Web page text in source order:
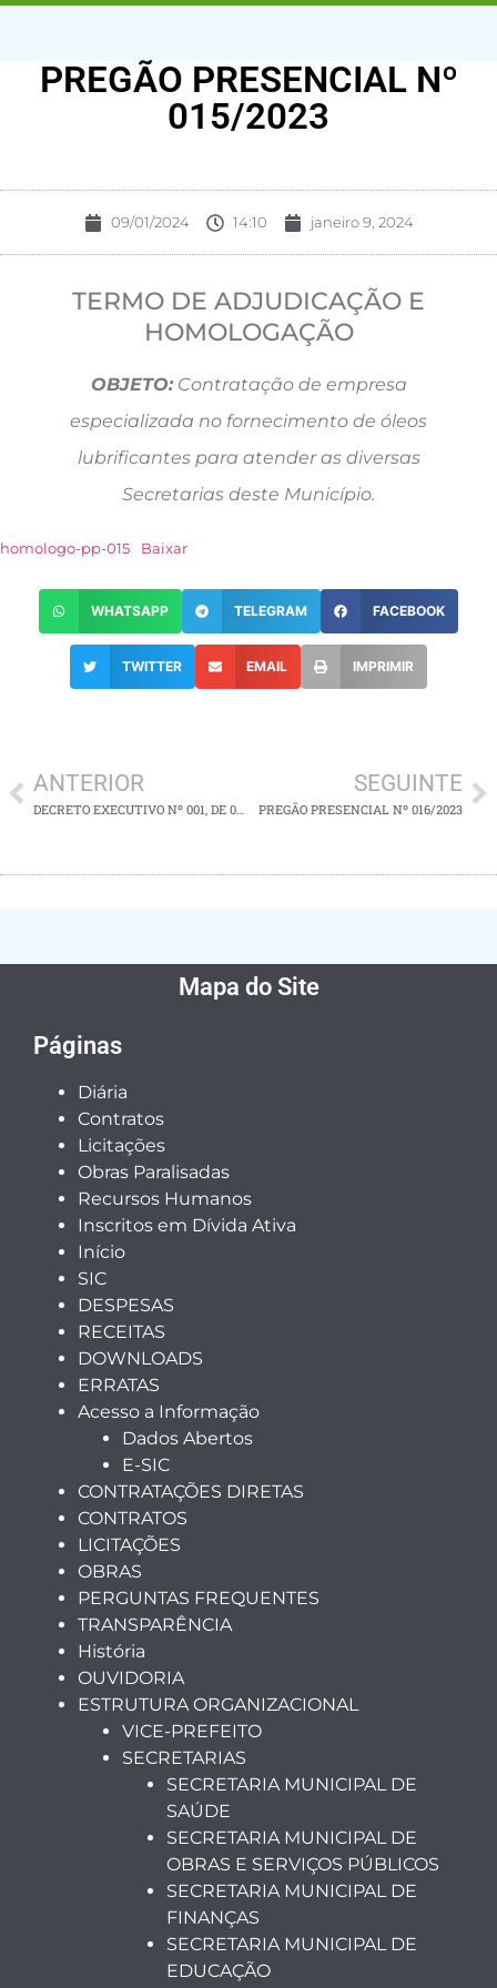
PREGÃO PRESENCIAL Nº
015/2023
09/01/2024 14:10 janeiro 9, 2024
TERMO DE ADJUDICAÇÃO E
HOMOLOGAÇÃO
OBJETO:Contratação de empresa
especializada no fornecimento de óleos
lubrificantes para atender as diversas
Secretarias deste Município.
homologo-pp-015 Baixar
WHATSAPP TELEGRAM FACEBOOK
TWITTER EMAIL IMPRIMIR
ANTERIOR
DECRETO EXECUTIVO Nº 001, DE 05 DE JANEIRO DE 2024
SEGUINTE
PREGÃO PRESENCIAL Nº 016/2023
Mapa do Site
Páginas
Diária
Contratos
Licitações
Obras Paralisadas
Recursos Humanos
Inscritos em Dívida Ativa
Início
SIC
DESPESAS
RECEITAS
DOWNLOADS
ERRATAS
Acesso a Informação
Dados Abertos
E-SIC
CONTRATAÇÕES DIRETAS
CONTRATOS
LICITAÇÕES
OBRAS
PERGUNTAS FREQUENTES
TRANSPARÊNCIA
História
OUVIDORIA
ESTRUTURA ORGANIZACIONAL
VICE-PREFEITO
SECRETARIAS
SECRETARIA MUNICIPAL DE
SAÚDE
SECRETARIA MUNICIPAL DE
OBRAS E SERVIÇOS PÚBLICOS
SECRETARIA MUNICIPAL DE
FINANÇAS
SECRETARIA MUNICIPAL DE
EDUCAÇÃO